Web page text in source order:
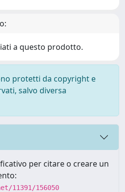
a questo prodotto.
protetti da copyright e
salvo diversa
per citare o creare un
11391/156050